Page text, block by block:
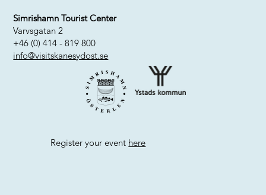
Simrishamn Tourist Center
Varvsgatan 2
+46 (0) 414 - 819 800
info@visitskanesydost.se
Register your event here